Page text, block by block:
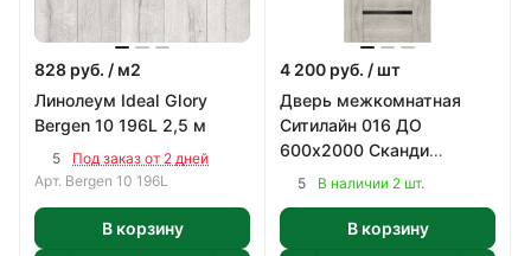
828 руб. / м2
Линолеум Ideal Glory
Bergen 10 196L 2,5 м
5
Под заказ от 2 дней
Арт. Bergen 10 196L
В корзину
4 200 руб. / шт
Дверь межкомнатная
Ситилайн 016 ДО
600х2000 Сканди
5 В наличии 2 шт.
В корзину